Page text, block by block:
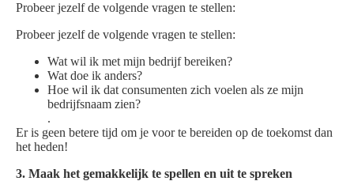
Probeer jezelf de volgende vragen te stellen:
Probeer jezelf de volgende vragen te stellen:
Wat wil ik met mijn bedrijf bereiken?
Wat doe ik anders?
Hoe wil ik dat consumenten zich voelen als ze mijn
bedrijfsnaam zien?
.
Er is geen betere tijd om je voor te bereiden op de toekomst dan
het heden!
3. Maak het gemakkelijk te spellen en uit te spreken